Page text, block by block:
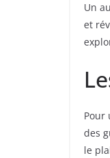
Un
et
Pour
des
le